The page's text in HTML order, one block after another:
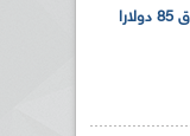
أسعار برنت فوق 85 دولارا